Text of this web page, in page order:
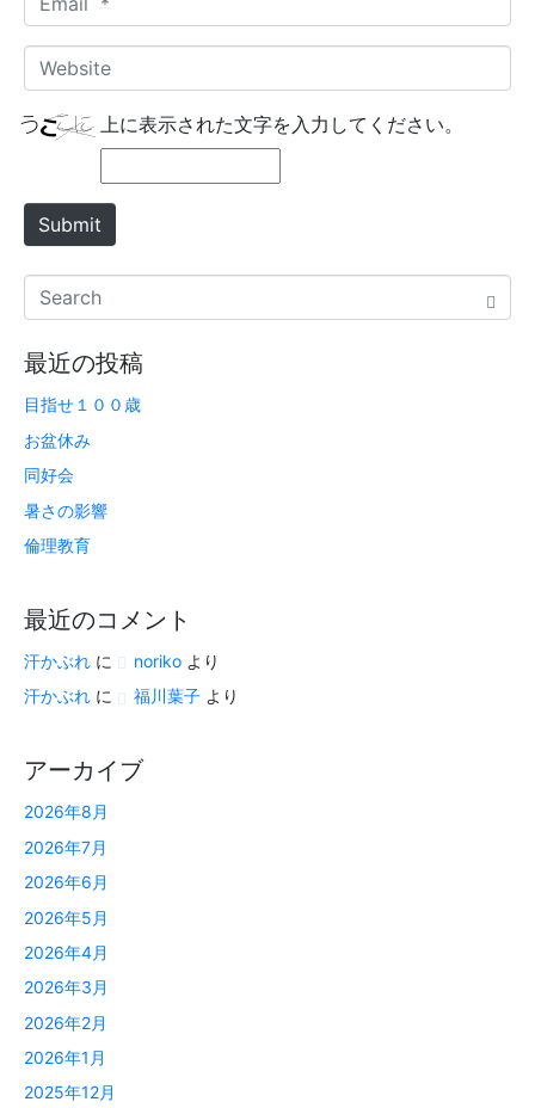
*
m
a
*
W
e
b
t
上に表示された文字を入力してください。
Submit
最近の投稿
目指せ１００歳
お盆休み
同好会
暑さの影響
倫理教育
最近のコメント
汗かぶれ に norikoより
汗かぶれ に 福川葉子より
アーカイブ
2026年8月
2026年7月
2026年6月
2026年5月
2026年4月
2026年3月
2026年2月
2026年1月
2025年12月